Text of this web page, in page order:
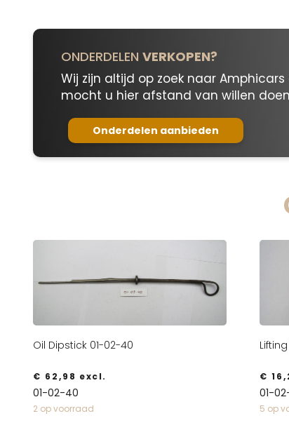
ONDERDELEN VERKOPEN?
Wij zijn altijd op zoek naar
mocht u hier afstand van willen
Onderdelen aanbieden
Oil Dipstick 01-02-40
€ 62,98 excl.
01-02-40
2 op voorraad
€
01-
5 op